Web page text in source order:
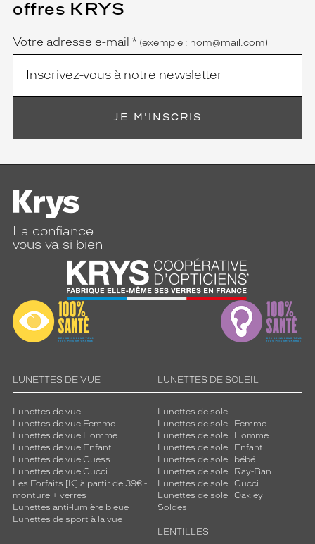
offres KRYS
Name
Votre adresse e-mail *
est
obligatoire)
(exemple : nom@mail.com)
JE M'INSCRIS
La confiance
vous va si bien
LUNETTES DE VUE
Lunettes de vue
Lunettes de vue Femme
Lunettes de vue Homme
Lunettes de vue Enfant
Lunettes de vue Guess
Lunettes de vue Gucci
Les Forfaits [K] à partir de 39€ -
monture + verres
Lunettes anti-lumière bleue
Lunettes de sport à la vue
LUNETTES DE SOLEIL
Lunettes de soleil
Lunettes de soleil Femme
Lunettes de soleil Homme
Lunettes de soleil Enfant
Lunettes de soleil bébé
Lunettes de soleil Ray-Ban
Lunettes de soleil Gucci
Lunettes de soleil Oakley
Soldes
LENTILLES